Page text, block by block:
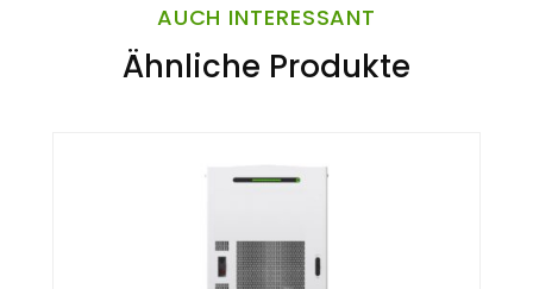
AUCH INTERESSANT
Ähnliche Produkte